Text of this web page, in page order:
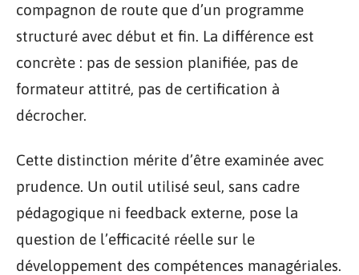
compagnon de route que d’un programme
structuré avec début et fin. La différence est
concrète : pas de session planifiée, pas de
formateur attitré, pas de certification à
décrocher.
Cette distinction mérite d’être examinée avec
prudence. Un outil utilisé seul, sans cadre
pédagogique ni feedback externe, pose la
question de l’efficacité réelle sur le
développement des compétences managériales.